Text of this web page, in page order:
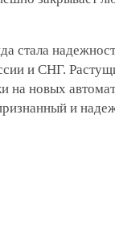
и СНГ.
на новых
и